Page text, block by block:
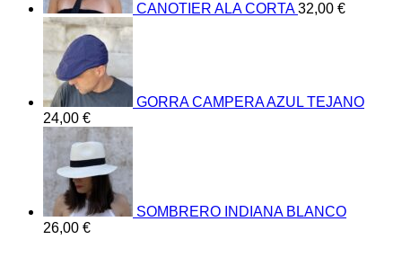
CANOTIER ALA CORTA 32,00 €
GORRA CAMPERA AZUL TEJANO
24,00 €
SOMBRERO INDIANA BLANCO
26,00 €